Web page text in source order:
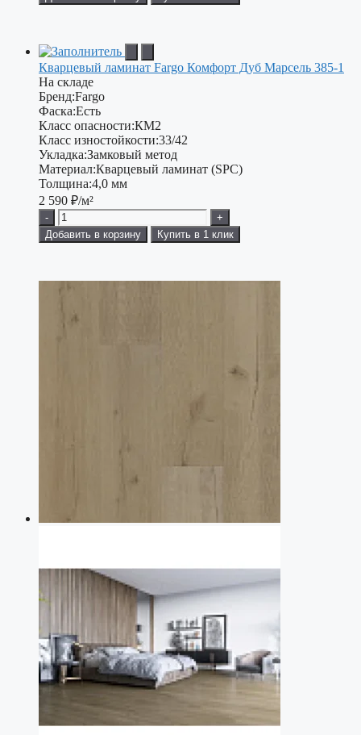
Кварцевый ламинат Fargo Комфорт Дуб Марсель 385-1
На складе
Бренд:Fargo
Фаска:Есть
Класс опасности:КМ2
Класс изностойкости:33/42
Укладка:Замковый метод
Материал:Кварцевый ламинат (SPC)
Толщина:4,0 мм
2 590 ₽/м²
-
+
Добавить в корзину
Купить в 1 клик